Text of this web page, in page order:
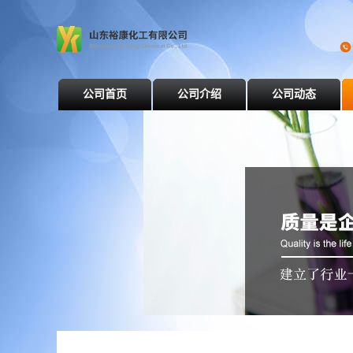
公司首页 公司介绍 公司动态